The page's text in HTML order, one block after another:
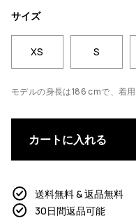
サイズ
XS S
モデルの身長は186 cmで、着用
カートに入れる
送料無料 & 返品無料
30日間返品可能